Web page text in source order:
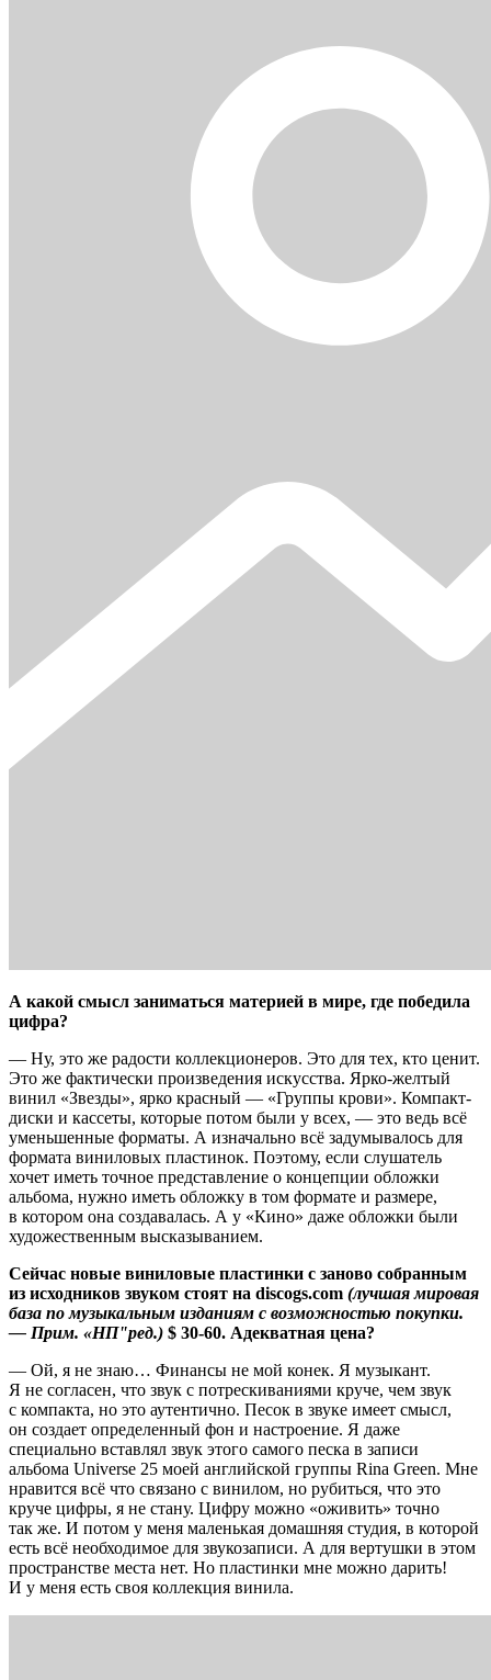
А какой смысл заниматься материей в мире, где победила
цифра?
— Ну, это же радости коллекционеров. Это для тех, кто ценит.
Это же фактически произведения искусства. Ярко-желтый
винил «Звезды», ярко красный — «Группы крови». Компакт-
диски и кассеты, которые потом были у всех, — это ведь всё
уменьшенные форматы. А изначально всё задумывалось для
формата виниловых пластинок. Поэтому, если слушатель
хочет иметь точное представление о концепции обложки
альбома, нужно иметь обложку в том формате и размере,
в котором она создавалась. А у «Кино» даже обложки были
художественным высказыванием.
Сейчас новые виниловые пластинки с заново собранным
из исходников звуком стоят на discogs.com (лучшая мировая
база по музыкальным изданиям с возможностью покупки.
— Прим. «НП"ред.) $ 30-60. Адекватная цена?
— Ой, я не знаю… Финансы не мой конек. Я музыкант.
Я не согласен, что звук с потрескиваниями круче, чем звук
с компакта, но это аутентично. Песок в звуке имеет смысл,
он создает определенный фон и настроение. Я даже
специально вставлял звук этого самого песка в записи
альбома Universe 25 моей английской группы Rina Green. Мне
нравится всё что связано с винилом, но рубиться, что это
круче цифры, я не стану. Цифру можно «оживить» точно
так же. И потом у меня маленькая домашняя студия, в которой
есть всё необходимое для звукозаписи. А для вертушки в этом
пространстве места нет. Но пластинки мне можно дарить!
И у меня есть своя коллекция винила.